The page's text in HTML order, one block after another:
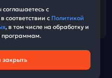
29 мая 2026 г., 18:12
с
соответствии с Политикой
, в том числе на обработку и
программам.
закрыть